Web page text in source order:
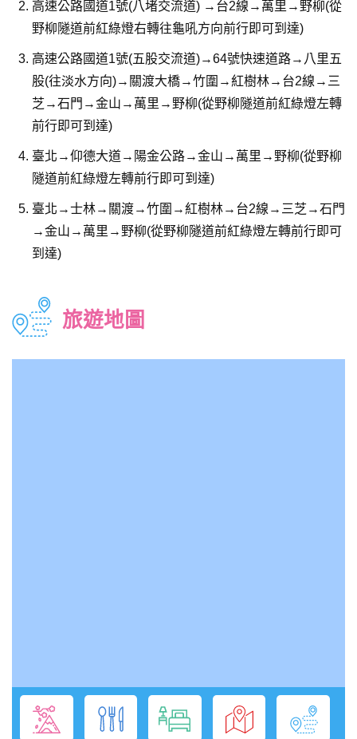
高速公路國道1號(八堵交流道) →台2線→萬里→野柳(從
野柳隧道前紅綠燈右轉往龜吼方向前行即可到達)
高速公路國道1號(五股交流道)→64號快速道路→八里五
股(往淡水方向)→關渡大橋→竹圍→紅樹林→台2線→三
芝→石門→金山→萬里→野柳(從野柳隧道前紅綠燈左轉
前行即可到達)
臺北→仰德大道→陽金公路→金山→萬里→野柳(從野柳
隧道前紅綠燈左轉前行即可到達)
臺北→士林→關渡→竹圍→紅樹林→台2線→三芝→石門
→金山→萬里→野柳(從野柳隧道前紅綠燈左轉前行即可
到達)
旅遊地圖